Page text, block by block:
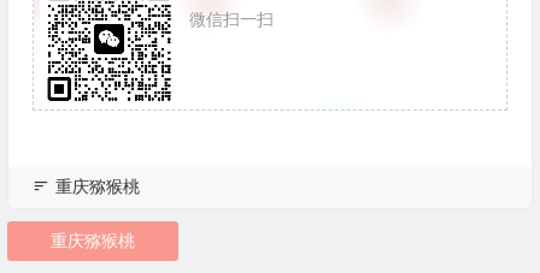
微信扫一扫
重庆猕猴桃
重庆猕猴桃